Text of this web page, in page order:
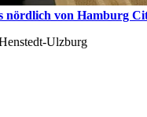
nördlich von Hamburg
Ulzburg